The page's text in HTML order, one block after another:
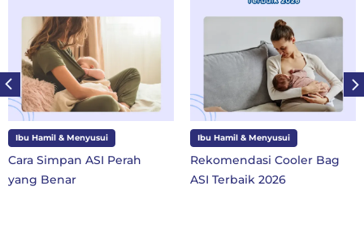
Ibu Hamil & Menyusui
Rekomendasi Cooler Bag
ASI Terbaik 2026
Ibu dan Anak
10 Perlengkapan Sekolah
SD Kelas 1 di Tahun